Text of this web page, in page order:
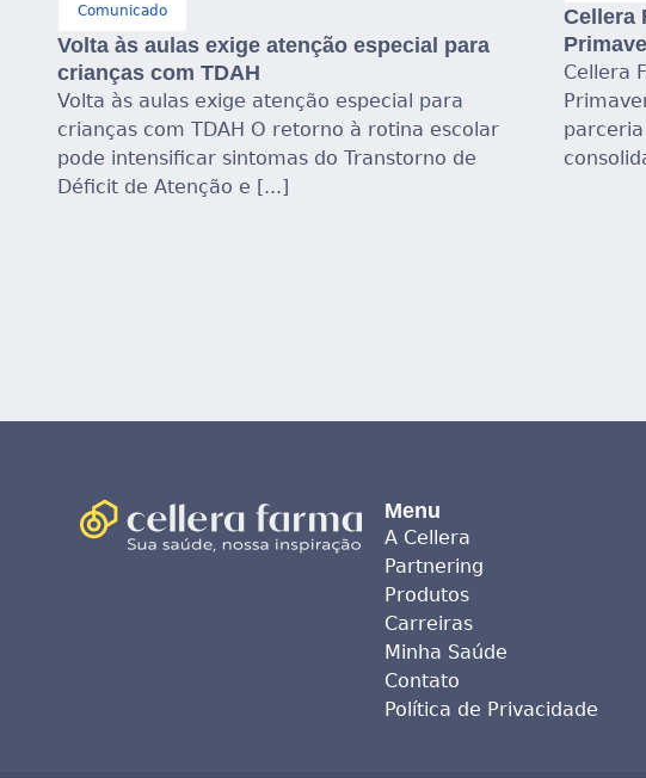
Comunicado
Volta às aulas exige atenção especial para
crianças com TDAH
Volta às aulas exige atenção especial para
crianças com TDAH O retorno à rotina escolar
pode intensificar sintomas do Transtorno de
Déficit de Atenção e [...]
Cellera
Cellera
Menu
A Cellera
Partnering
Produtos
Carreiras
Minha Saúde
Contato
Política de Privacidade